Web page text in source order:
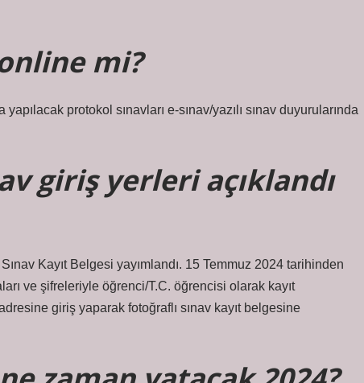
online mi?
protokol sınavları e-sınav/yazılı sınav duyurularında
giriş yerleri açıklandı
Kayıt Belgesi yayımlandı. 15 Temmuz 2024 tarihinden
ve şifreleriyle öğrenci/T.C. öğrencisi olarak kayıt
giriş yaparak fotoğraflı sınav kayıt belgesine